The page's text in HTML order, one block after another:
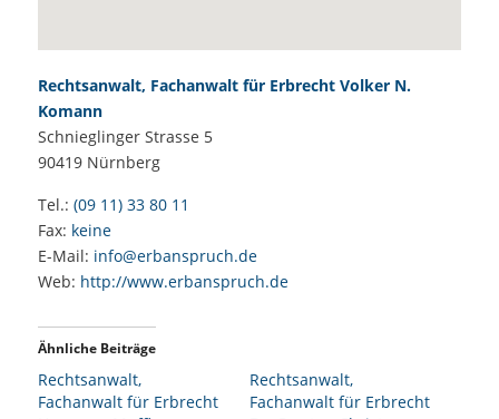
Rechtsanwalt, Fachanwalt für Erbrecht Volker N.
Komann
Schnieglinger Strasse 5
90419 Nürnberg
Tel.: (09 11) 33 80 11
Fax: keine
E-Mail: info@erbanspruch.de
Web: http://www.erbanspruch.de
Ähnliche Beiträge
Rechtsanwalt,
Fachanwalt für Erbrecht
Rechtsanwalt,
Fachanwalt für Erbrecht